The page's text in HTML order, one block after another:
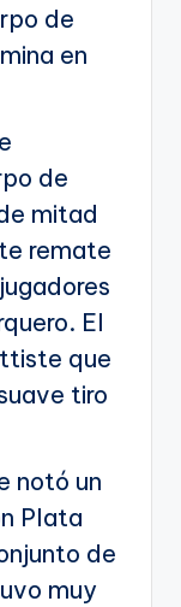
de
en
de
mitad
remate
El
que
tiro
notó un
Plata
de
muy